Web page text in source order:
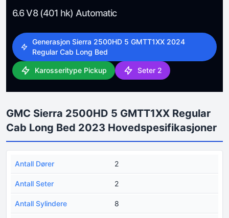
6.6 V8 (401 hk) Automatic
Generasjon Sierra 2500HD 5 GMTT1XX 2024
Regular Cab Long Bed
Karosseritype Pickup Seter 2
GMC Sierra 2500HD 5 GMTT1XX Regular
Cab Long Bed 2023 Hovedspesifikasjoner
Antall Dører 2
Antall Seter 2
Antall Sylindere 8